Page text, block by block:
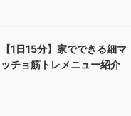
【1日15分】家でできる細マ
ッチョ筋トレメニュー紹介